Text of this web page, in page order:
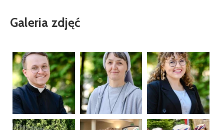
Galeria zdjęć